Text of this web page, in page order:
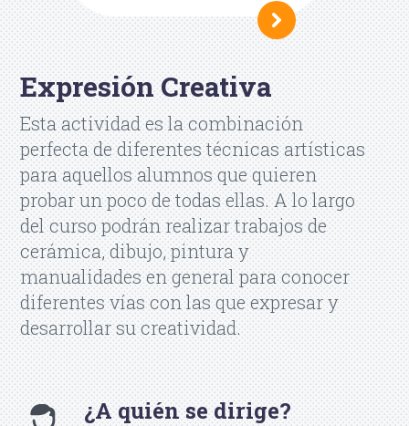
Expresión Creativa
Esta actividad es la combinación
perfecta de diferentes técnicas artísticas
para aquellos alumnos que quieren
probar un poco de todas ellas. A lo largo
del curso podrán realizar trabajos de
cerámica, dibujo, pintura y
manualidades en general para conocer
diferentes vías con las que expresar y
desarrollar su creatividad.
¿A quién se dirige?